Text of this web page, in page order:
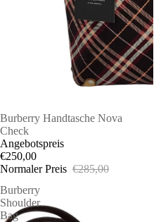
AUSVERKAUFT
Burberry Handtasche Nova
Check
Angebotspreis
€250,00
Normaler Preis €285,00
Burberry
Shoulder
Bag